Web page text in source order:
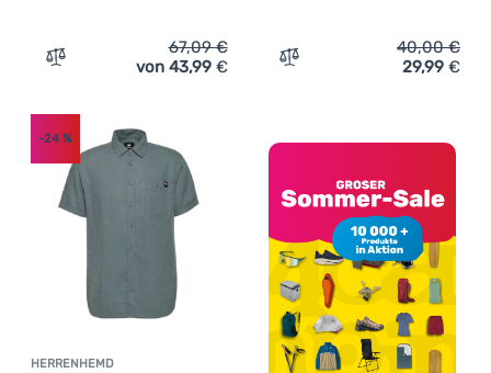
Zum Vergleich 'Herren-T-Shirt Mammut Trovat T-Shirt
67,09€
von 43,99 € Zum Vergleich 'Herren-T-
40,00€
29,99 €
HERRENHEMD
-24 %